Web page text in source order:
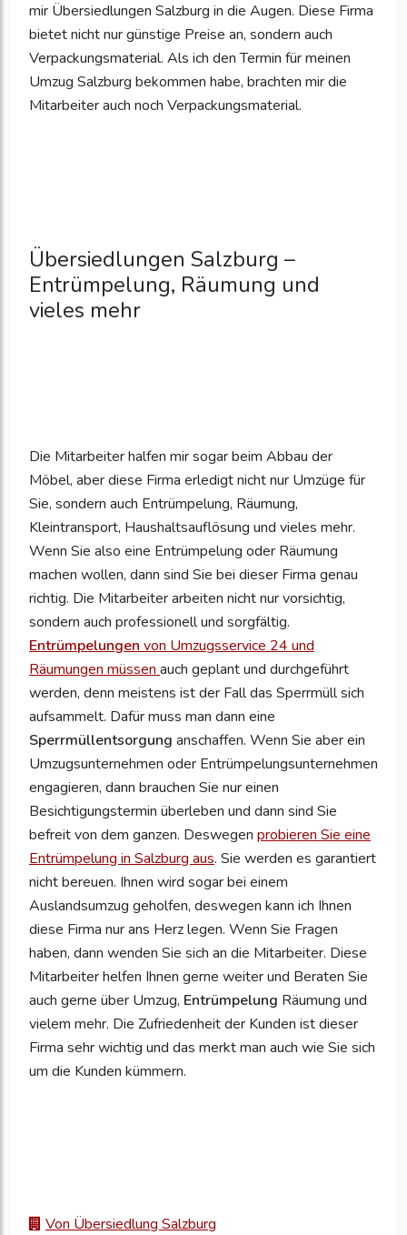
mir Übersiedlungen Salzburg in die Augen. Diese Firma
bietet nicht nur günstige Preise an, sondern auch
Verpackungsmaterial. Als ich den Termin für meinen
Umzug Salzburg bekommen habe, brachten mir die
Mitarbeiter auch noch Verpackungsmaterial.
Übersiedlungen Salzburg –
Entrümpelung, Räumung und
vieles mehr
Die Mitarbeiter halfen mir sogar beim Abbau der
Möbel, aber diese Firma erledigt nicht nur Umzüge für
Sie, sondern auch Entrümpelung, Räumung,
Kleintransport, Haushaltsauflösung und vieles mehr.
Wenn Sie also eine Entrümpelung oder Räumung
machen wollen, dann sind Sie bei dieser Firma genau
richtig. Die Mitarbeiter arbeiten nicht nur vorsichtig,
sondern auch professionell und sorgfältig.
Entrümpelungen von Umzugsservice 24 und
Räumungen müssen auch geplant und durchgeführt
werden, denn meistens ist der Fall das Sperrmüll sich
aufsammelt. Dafür muss man dann eine
Sperrmüllentsorgung anschaffen. Wenn Sie aber ein
Umzugsunternehmen oder Entrümpelungsunternehmen
engagieren, dann brauchen Sie nur einen
Besichtigungstermin überleben und dann sind Sie
befreit von dem ganzen. Deswegen probieren Sie eine
Entrümpelung in Salzburg aus. Sie werden es garantiert
nicht bereuen. Ihnen wird sogar bei einem
Auslandsumzug geholfen, deswegen kann ich Ihnen
diese Firma nur ans Herz legen. Wenn Sie Fragen
haben, dann wenden Sie sich an die Mitarbeiter. Diese
Mitarbeiter helfen Ihnen gerne weiter und Beraten Sie
auch gerne über Umzug, Entrümpelung Räumung und
vielem mehr. Die Zufriedenheit der Kunden ist dieser
Firma sehr wichtig und das merkt man auch wie Sie sich
um die Kunden kümmern.
Von Übersiedlung Salzburg